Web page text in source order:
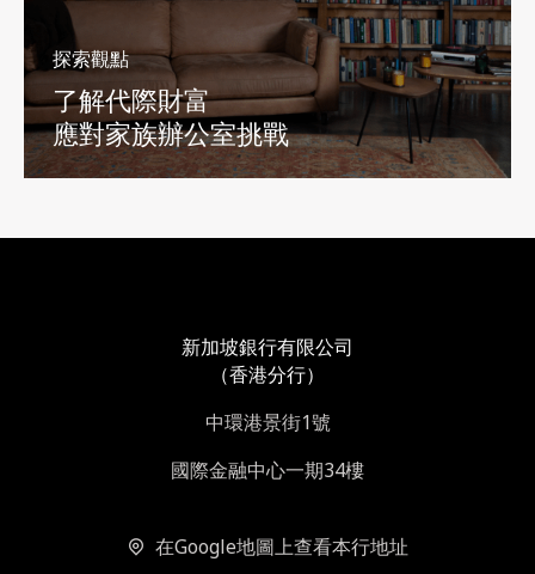
探索觀點
了解代際財富
應對家族辦公室挑戰
新加坡銀行有限公司
（香港分行）
中環港景街1號
國際金融中心一期34樓
在Google地圖上查看本行地址